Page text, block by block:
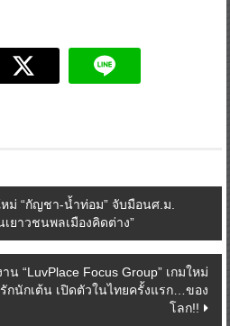
ม่ “กัญชา-น้ำท่อม” จับมือนศ.ม.
ยาวชนพลเมืองคิดต่าง”
น “LuvPlace Focus Group” เกมใหม่
กนักเต้น เปิดตัวในไทยครั้งแรก…ของ
โลก!!